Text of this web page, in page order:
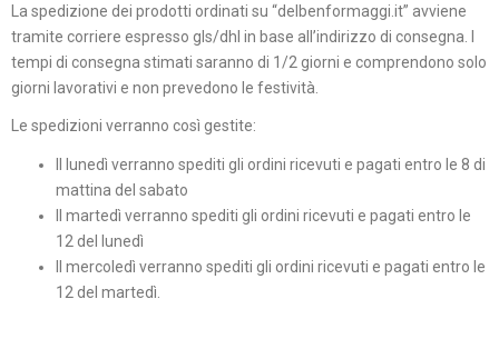
La spedizione dei prodotti ordinati su “delbenformaggi.it” avviene
tramite corriere espresso gls/dhl in base all’indirizzo di consegna. I
tempi di consegna stimati saranno di 1/2 giorni e comprendono solo
giorni lavorativi e non prevedono le festività.
Le spedizioni verranno così gestite:
Il lunedì verranno spediti gli ordini ricevuti e pagati entro le 8 di
mattina del sabato
Il martedì verranno spediti gli ordini ricevuti e pagati entro le
12 del lunedì
Il mercoledì verranno spediti gli ordini ricevuti e pagati entro le
12 del martedì.